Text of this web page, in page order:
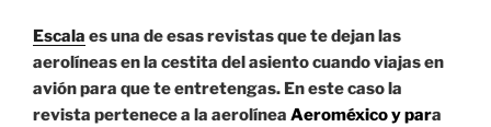
Escala es una de esas revistas que te dejan las
aerolíneas en la cestita del asiento cuando viajas en
avión para que te entretengas. En este caso la
revista pertenece a la aerolínea Aeroméxico y para